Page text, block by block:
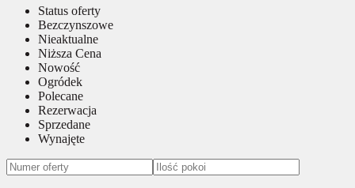
Status oferty
Bezczynszowe
Nieaktualne
Niższa Cena
Nowość
Ogródek
Polecane
Rezerwacja
Sprzedane
Wynajęte